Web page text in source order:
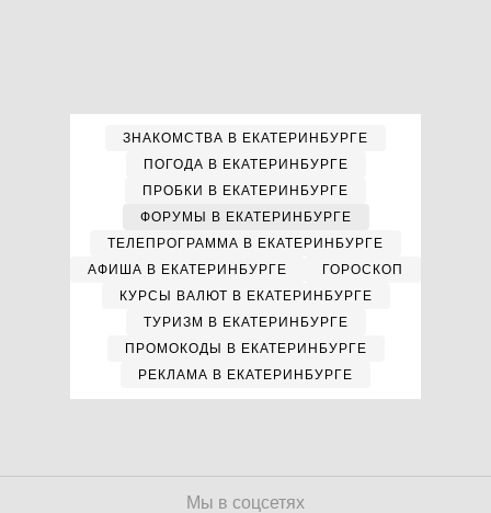
ЗНАКОМСТВА В ЕКАТЕРИНБУРГЕ
ПОГОДА В ЕКАТЕРИНБУРГЕ
ПРОБКИ В ЕКАТЕРИНБУРГЕ
ФОРУМЫ В ЕКАТЕРИНБУРГЕ
ТЕЛЕПРОГРАММА В ЕКАТЕРИНБУРГЕ
АФИША В ЕКАТЕРИНБУРГЕ
ГОРОСКОП
КУРСЫ ВАЛЮТ В ЕКАТЕРИНБУРГЕ
ТУРИЗМ В ЕКАТЕРИНБУРГЕ
ПРОМОКОДЫ В ЕКАТЕРИНБУРГЕ
РЕКЛАМА В ЕКАТЕРИНБУРГЕ
Мы в соцсетях